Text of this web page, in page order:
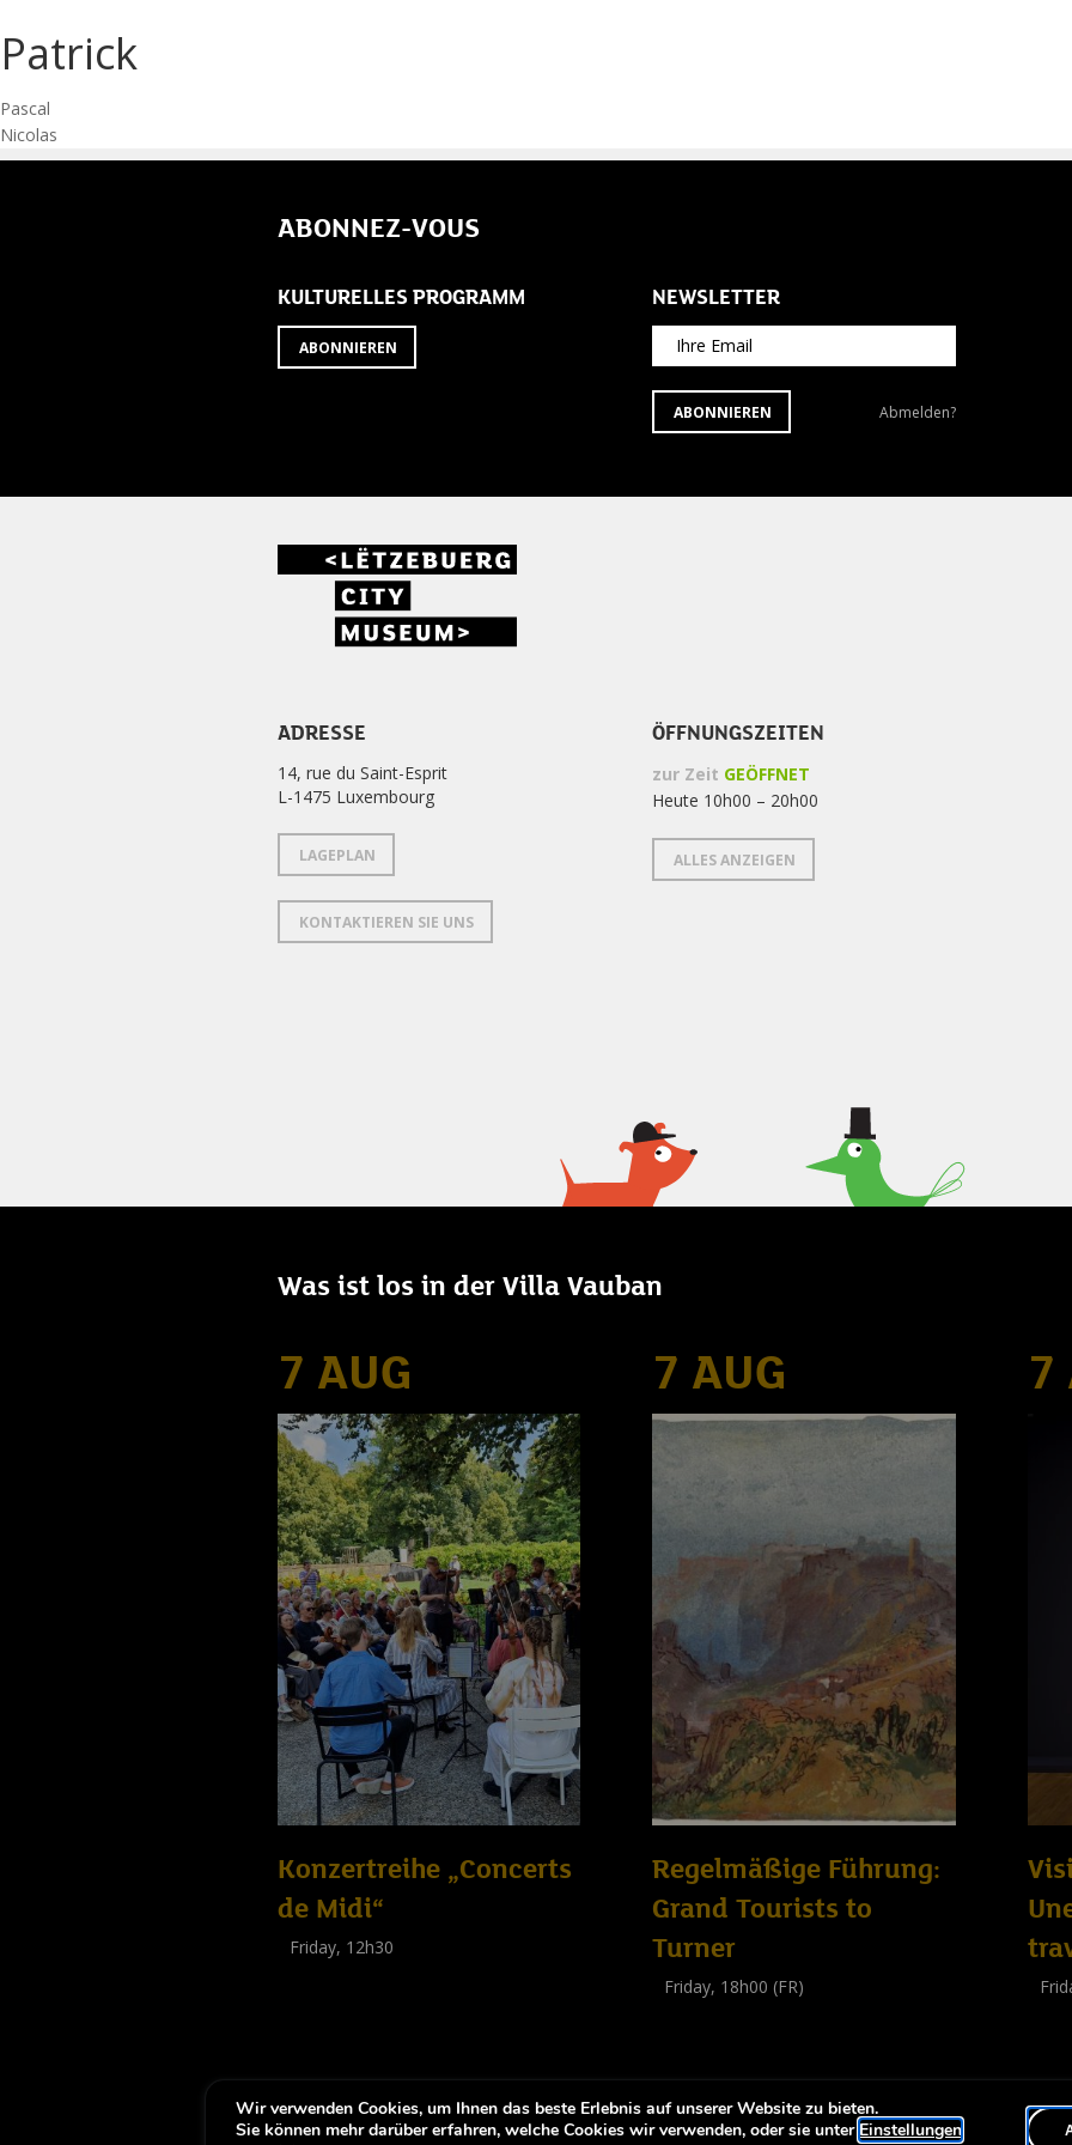
Patrick
Post
navigation
Pascal
Nicolas
ABONNEZ-VOUS
KULTURELLES PROGRAMM
ABONNIEREN
NEWSLETTER
Ihre Email
ABONNIEREN
SIE
ABONNIEREN
Newsletter
Abmelden?
ADRESSE
14, rue du Saint-Esprit
L-1475 Luxembourg
LAGEPLAN
KONTAKTIEREN SIE UNS
ÖFFNUNGSZEITEN
zur Zeit GEÖFFNET
Heute 10h00 – 20h00
ALLES ANZEIGEN
Was ist los in der Villa Vauban
7 AUG
Konzertreihe „Concerts
de Midi“
Friday, 12h30
7 AUG
Regelmäßige Führung:
Grand Tourists to
Turner
Friday, 18h00 (FR)
7
Notice légale-Erklärung zur Barrierfreiheit-Erklärung zur Barrierfreiheit
Wir verwenden Cookies, um Ihnen das beste Erlebnis auf unserer Website zu bieten.
Sie können mehr darüber erfahren, welche Cookies wir verwenden, oder sie unter Einstellungen